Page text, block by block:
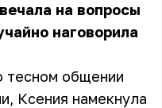
на вопросы
наговорила
тесном общении
Ксения намекнула